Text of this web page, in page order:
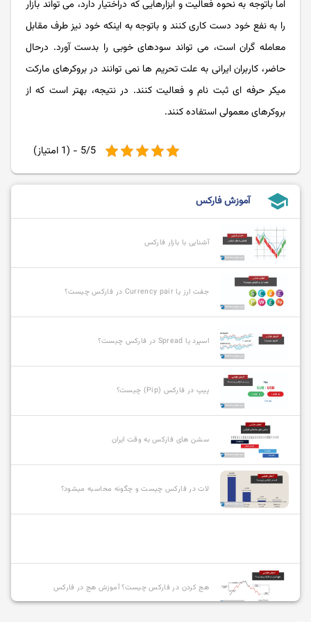
اما باتوجه به نحوه فعالیت و ابزارهایی که دراختیار دارد، می تواند بازار
را به نفع خود دست کاری کنند و باتوجه به اینکه خود نیز طرف مقابل
معامله گران است، می تواند سودهای خوبی را بدست آورد. درحال
حاضر، کاربران ایرانی به علت تحریم ها نمی توانند در بروکرهای مارکت
میکر حرفه ‌ای ثبت نام و فعالیت کنند. در نتیجه، بهتر است که از
بروکرهای معمولی استفاده کنند.
5/5 - (1 امتیاز)
school آموزش فارکس
آشنایی با بازار فارکس
جفت ارز یا Currency pair در فارکس چیست؟
اسپرد یا Spread در فارکس چیست؟
پیپ در فارکس (Pip) چیست؟
سشن های فارکس به وقت ایران
لات در فارکس چیست و چگونه محاسبه میشود؟
هج کردن در فارکس چیست؟ آموزش هج در فارکس